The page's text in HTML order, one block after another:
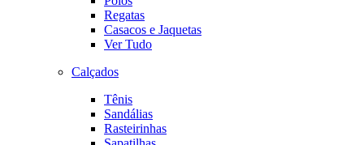
Regatas
Casacos e Jaquetas
Ver Tudo
Calçados
Tênis
Sandálias
Rasteirinhas